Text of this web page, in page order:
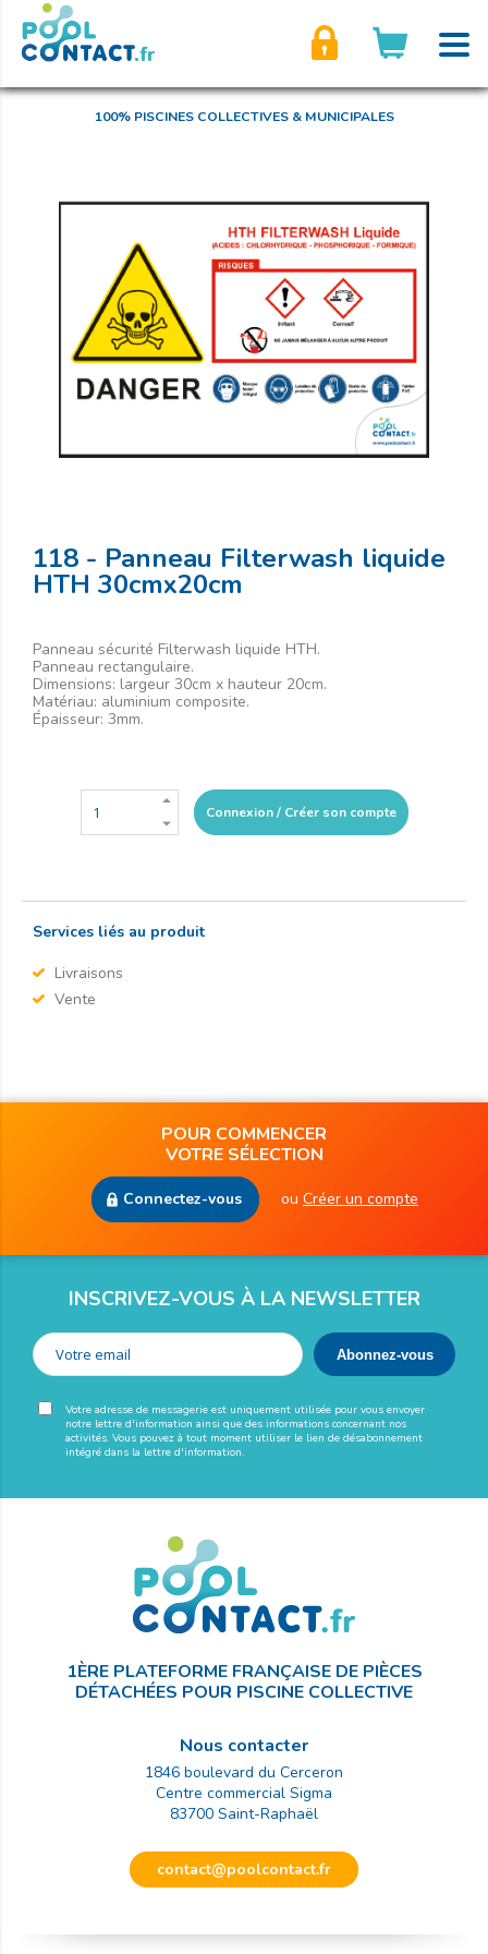
100% PISCINES COLLECTIVES & MUNICIPALES
118 - Panneau Filterwash liquide
HTH 30cmx20cm
Panneau sécurité Filterwash liquide HTH.
Panneau rectangulaire.
Dimensions: largeur 30cm x hauteur 20cm.
Matériau: aluminium composite.
Épaisseur: 3mm.
Connexion / Créer son compte
Services liés au produit
Livraisons
Vente
POUR COMMENCER
VOTRE SÉLECTION
Connectez-vous ou Créer un compte
INSCRIVEZ-VOUS À LA NEWSLETTER
Votre adresse de messagerie est uniquement utilisée pour vous envoyer
notre lettre d'information ainsi que des informations concernant nos
activités. Vous pouvez à tout moment utiliser le lien de désabonnement
intégré dans la lettre d'information.
1ÈRE PLATEFORME FRANÇAISE DE PIÈCES
DÉTACHÉES POUR PISCINE COLLECTIVE
Nous contacter
1846 boulevard du Cerceron
Centre commercial Sigma
83700 Saint-Raphaël
contact@poolcontact.fr